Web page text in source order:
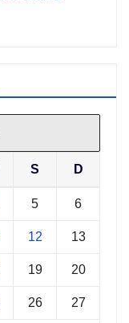
S D
5 6
12 13
19 20
26 27